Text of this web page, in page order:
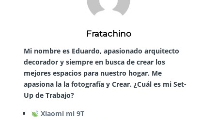
Fratachino
Mi nombre es Eduardo, apasionado arquitecto
decorador y siempre en busca de crear los
mejores espacios para nuestro hogar. Me
apasiona la la fotografía y Crear. ¿Cuál es mi Set-
Up de Trabajo?
Xiaomi mi 9T